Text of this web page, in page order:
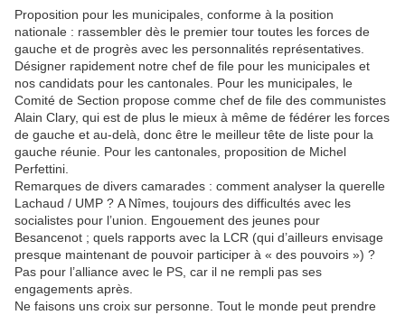
Proposition pour les municipales, conforme à la position
nationale : rassembler dès le premier tour toutes les forces de
gauche et de progrès avec les personnalités représentatives.
Désigner rapidement notre chef de file pour les municipales et
nos candidats pour les cantonales. Pour les municipales, le
Comité de Section propose comme chef de file des communistes
Alain Clary, qui est de plus le mieux à même de fédérer les forces
de gauche et au-delà, donc être le meilleur tête de liste pour la
gauche réunie. Pour les cantonales, proposition de Michel
Perfettini.
Remarques de divers camarades : comment analyser la querelle
Lachaud / UMP ? A Nîmes, toujours des difficultés avec les
socialistes pour l’union. Engouement des jeunes pour
Besancenot ; quels rapports avec la LCR (qui d’ailleurs envisage
presque maintenant de pouvoir participer à « des pouvoirs ») ?
Pas pour l’alliance avec le PS, car il ne rempli pas ses
engagements après.
Ne faisons uns croix sur personne. Tout le monde peut prendre